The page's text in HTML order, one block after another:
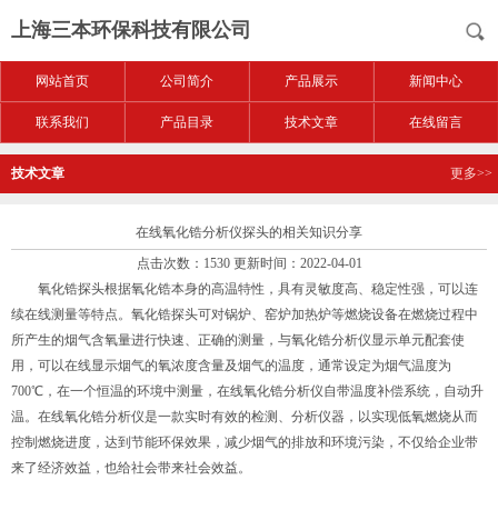
上海三本环保科技有限公司
网站首页 公司简介 产品展示 新闻中心
联系我们 产品目录 技术文章 在线留言
技术文章 更多>>
在线氧化锆分析仪探头的相关知识分享
点击次数：1530 更新时间：2022-04-01
氧化锆探头根据氧化锆本身的高温特性，具有灵敏度高、稳定性强，可以连
续在线测量等特点。氧化锆探头可对锅炉、窑炉加热炉等燃烧设备在燃烧过程中
所产生的烟气含氧量进行快速、正确的测量，与氧化锆分析仪显示单元配套使
用，可以在线显示烟气的氧浓度含量及烟气的温度，通常设定为烟气温度为
700℃，在一个恒温的环境中测量，在线氧化锆分析仪自带温度补偿系统，自动升
温。 在线氧化锆分析仪是一款实时有效的检测、分析仪器，以实现低氧燃烧从而
控制燃烧进度，达到节能环保效果，减少烟气的排放和环境污染，不仅给企业带
来了经济效益，也给社会带来社会效益。